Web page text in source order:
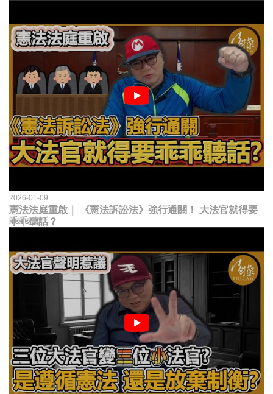
2026-01-09
憲法法庭重啟｜ 《憲法訴訟法》強行通關！ 大法官就得要
乖乖聽話？